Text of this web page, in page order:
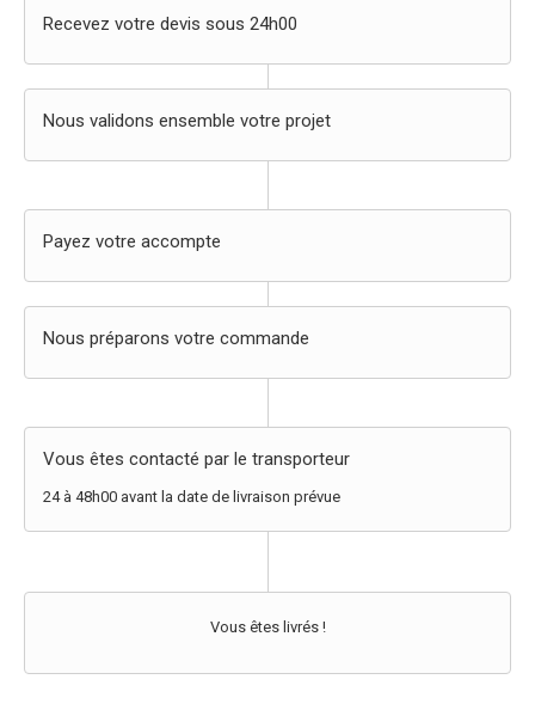
Recevez votre devis sous 24h00
Nous validons ensemble votre projet
Payez votre accompte
Nous préparons votre commande
Vous êtes contacté par le transporteur
24 à 48h00 avant la date de livraison prévue
Vous êtes livrés !